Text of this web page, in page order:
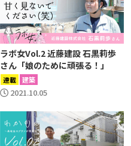
ラボ女Vol.2 近藤建設 石黒莉歩
さん「娘のために頑張る！」
連載 建築
2021.10.05